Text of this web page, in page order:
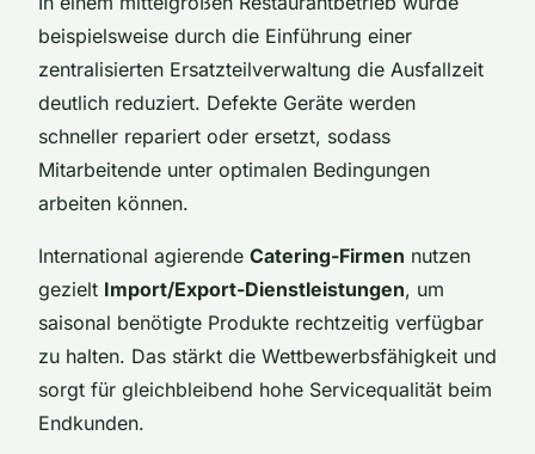
beispielsweise durch die Einführung einer
zentralisierten Ersatzteilverwaltung die Ausfallzeit
deutlich reduziert. Defekte Geräte werden
schneller repariert oder ersetzt, sodass
Mitarbeitende unter optimalen Bedingungen
arbeiten können.
International agierende Catering-Firmen nutzen
gezielt Import/Export-Dienstleistungen, um
saisonal benötigte Produkte rechtzeitig verfügbar
zu halten. Das stärkt die Wettbewerbsfähigkeit und
sorgt für gleichbleibend hohe Servicequalität beim
Endkunden.